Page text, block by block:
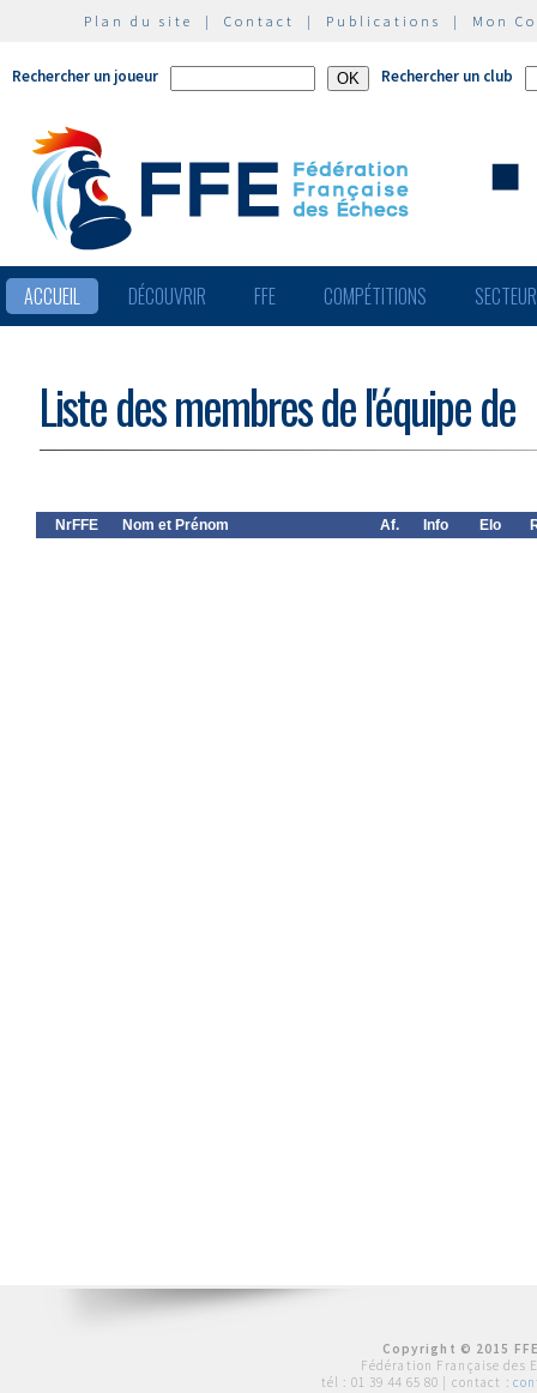
Plan du site | Contact | Publications | Mon
Rechercher un joueur Rechercher un club
ACCUEIL DÉCOUVRIR FFE COMPÉTITIONS
Liste des membres de l'équipe de
NrFFE Nom et Prénom Af. Info Elo
Copyright © 2015
Fédération Française des
tél : 01 39 44 65 80 | contact :